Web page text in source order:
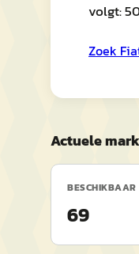
volgt:
Zoek
Actuele
BESCHIKBAAR
69